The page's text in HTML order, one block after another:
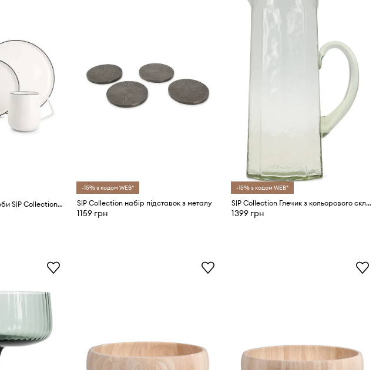
Обідній набір на 4 особи S|P Collection Studio Base 16-pack
-15% з кодом WEB*
S|P Collection набір підставок з металу
1159 грн
-15% з кодом WEB*
S|P Collection Глечик з кольорового скла 1,3 l
1399 грн